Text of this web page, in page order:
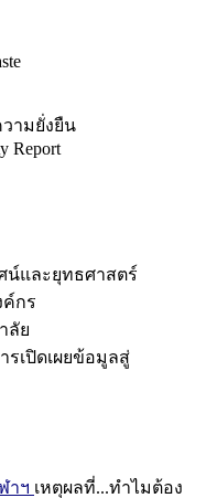
ามยั่งยืน
Report
น์และยุทธศาสตร์
ค์กร
ลัย
รเปิดเผยข้อมูลสู่
าฯ เหตุผลที่...ทำไมต้อง